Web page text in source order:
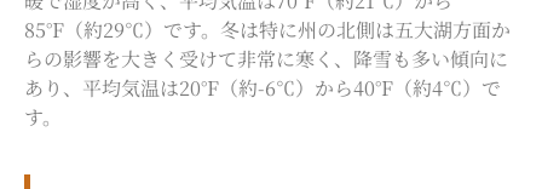
85°F（約29℃）です。 冬は特に州の北側は五大湖方面か
らの影響を大きく受けて非常に寒く、降雪も多い傾向に
あり、 平均気温は20°F（約-6℃）から40°F（約4℃）で
す。